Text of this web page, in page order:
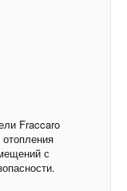
Fraccaro
с